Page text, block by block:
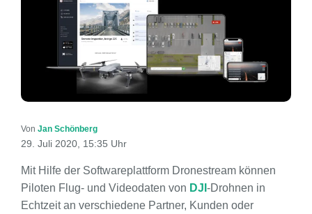
Von Jan Schönberg
29. Juli 2020, 15:35 Uhr
Mit Hilfe der Softwareplattform Dronestream können
Piloten Flug- und Videodaten von DJI -Drohnen in
Echtzeit an verschiedene Partner, Kunden oder